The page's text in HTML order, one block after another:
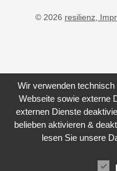
© 2026 resilienz,
Wir verwenden
Webseite sowie externe
externen Dienste
belieben aktivieren &
lesen Sie unsere